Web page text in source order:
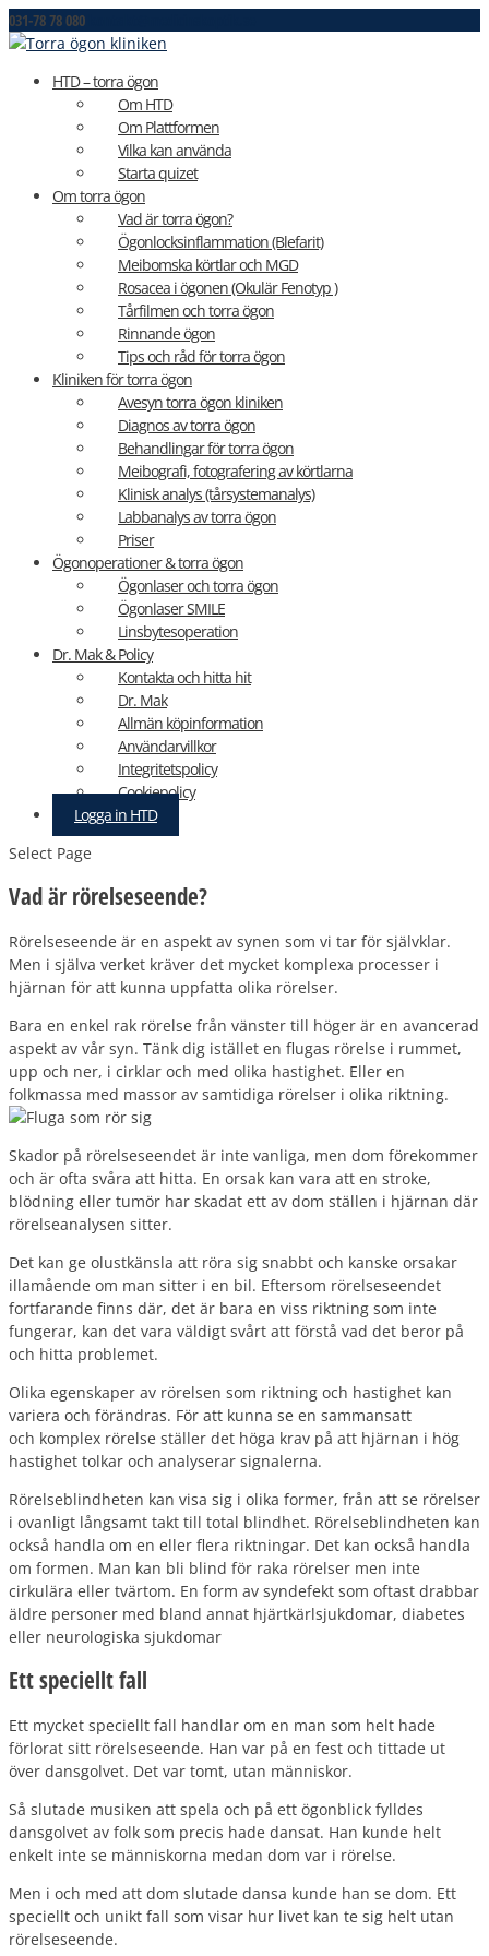
031-78 78 080
HTD – torra ögon
Om HTD
Om Plattformen
Vilka kan använda
Starta quizet
Om torra ögon
Vad är torra ögon?
Ögonlocksinflammation (Blefarit)
Meibomska körtlar och MGD
Rosacea i ögonen (Okulär Fenotyp )
Tårfilmen och torra ögon
Rinnande ögon
Tips och råd för torra ögon
Kliniken för torra ögon
Avesyn torra ögon kliniken
Diagnos av torra ögon
Behandlingar för torra ögon
Meibografi, fotografering av körtlarna
Klinisk analys (tårsystemanalys)
Labbanalys av torra ögon
Priser
Ögonoperationer & torra ögon
Ögonlaser och torra ögon
Ögonlaser SMILE
Linsbytesoperation
Dr. Mak & Policy
Kontakta och hitta hit
Dr. Mak
Allmän köpinformation
Användarvillkor
Integritetspolicy
Cookiepolicy
Logga in HTD
Select Page
Vad är rörelseseende?
Rörelseseende är en aspekt av synen som vi tar för självklar.
Men i själva verket kräver det mycket komplexa processer i
hjärnan för att kunna uppfatta olika rörelser.
Bara en enkel rak rörelse från vänster till höger är en avancerad
aspekt av vår syn. Tänk dig istället en flugas rörelse i rummet,
upp och ner, i cirklar och med olika hastighet. Eller en
folkmassa med massor av samtidiga rörelser i olika riktning.
Skador på rörelseseendet är inte vanliga, men dom förekommer
och är ofta svåra att hitta. En orsak kan vara att en stroke,
blödning eller tumör har skadat ett av dom ställen i hjärnan där
rörelseanalysen sitter.
Det kan ge olustkänsla att röra sig snabbt och kanske orsakar
illamående om man sitter i en bil. Eftersom rörelseseendet
fortfarande finns där, det är bara en viss riktning som inte
fungerar, kan det vara väldigt svårt att förstå vad det beror på
och hitta problemet.
Olika egenskaper av rörelsen som riktning och hastighet kan
variera och förändras. För att kunna se en sammansatt
och komplex rörelse ställer det höga krav på att hjärnan i hög
hastighet tolkar och analyserar signalerna.
Rörelseblindheten kan visa sig i olika former, från att se rörelser
i ovanligt långsamt takt till total blindhet. Rörelseblindheten kan
också handla om en eller flera riktningar. Det kan också handla
om formen. Man kan bli blind för raka rörelser men inte
cirkulära eller tvärtom. En form av syndefekt som oftast drabbar
äldre personer med bland annat hjärtkärlsjukdomar, diabetes
eller neurologiska sjukdomar
Ett speciellt fall
Ett mycket speciellt fall handlar om en man som helt hade
förlorat sitt rörelseseende. Han var på en fest och tittade ut
över dansgolvet. Det var tomt, utan människor.
Så slutade musiken att spela och på ett ögonblick fylldes
dansgolvet av folk som precis hade dansat. Han kunde helt
enkelt inte se människorna medan dom var i rörelse.
Men i och med att dom slutade dansa kunde han se dom. Ett
speciellt och unikt fall som visar hur livet kan te sig helt utan
rörelseseende.